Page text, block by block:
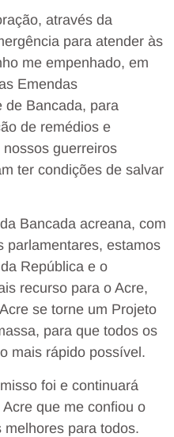
através da
para atender às
me empenhado, em
Emendas
de Bancada, para
de remédios e
guerreiros
ter condições de salvar
Bancada acreana, com
parlamentares, estamos
República e o
recurso para o Acre,
se torne um Projeto
para que todos os
mais rápido possível.
foi e continuará
que me confiou o
para todos.